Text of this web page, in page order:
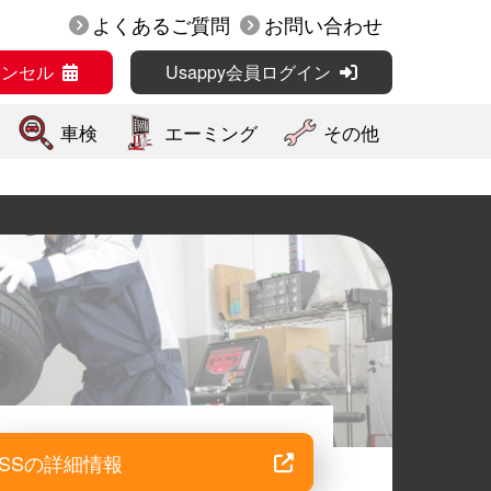
よくあるご質問 お問い合わせ
セル Usappy会員ログイン
車検 エーミング その他
の詳細情報